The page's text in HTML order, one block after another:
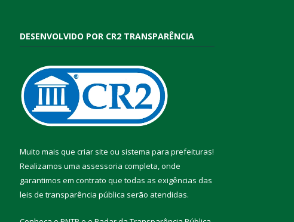
DESENVOLVIDO POR CR2 TRANSPARÊNCIA
Muito mais que criar site ou sistema para prefeituras!
Realizamos uma assessoria completa, onde
garantimos em contrato que todas as exigências das
leis de transparência pública serão atendidas.